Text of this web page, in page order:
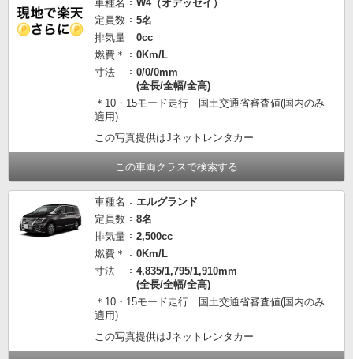
車種名
W4（オデッセイ）
定員数
5名
排気量
0cc
燃費＊
0Km/L
寸法
0/0/0mm
(全長/全幅/全高)
＊10・15モード走行 国土交通省審査値(国内のみ
適用)
この写真提供はJネットレンタカー
この車両クラスで検索する
車種名
エルグランド
定員数
8名
排気量
2,500cc
燃費＊
0Km/L
寸法
4,835/1,795/1,910mm
(全長/全幅/全高)
＊10・15モード走行 国土交通省審査値(国内のみ
適用)
この写真提供はJネットレンタカー